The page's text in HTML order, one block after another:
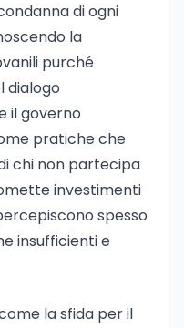
di ogni
la
purché
dialogo
il governo
pratiche che
chi non partecipa
investimenti
spesso
insufficienti e
la sfida per il